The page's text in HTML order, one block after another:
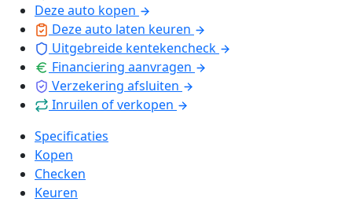
Deze auto kopen
Deze auto laten keuren
Uitgebreide kentekencheck
Financiering aanvragen
Verzekering afsluiten
Inruilen of verkopen
Specificaties
Kopen
Checken
Keuren